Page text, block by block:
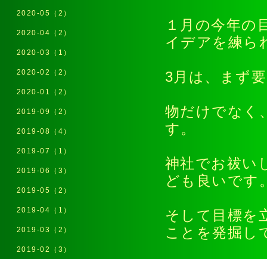
１月の今年の
イデアを練ら
3月は、まず
物だけでなく
す。
神社でお祓い
ども良いです
そして目標を
ことを発掘し
2020-05（2）
2020-04（2）
2020-03（1）
2020-02（2）
2020-01（2）
2019-09（2）
2019-08（4）
2019-07（1）
2019-06（3）
2019-05（2）
2019-04（1）
2019-03（2）
2019-02（3）